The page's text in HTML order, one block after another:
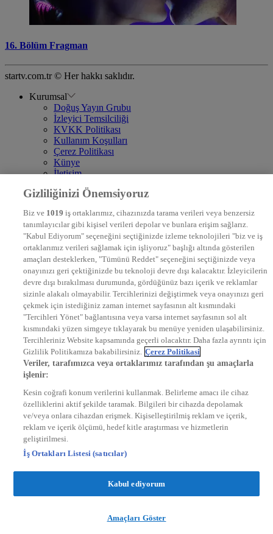
16. Bölüm Fragman
startv.com.tr © Her hakkı saklıdır.
Kurumsal
Doğuş Yayın Grubu
İzleyici Temsilciliği
KVKK Politikası
Kullanım Koşulları
Çerez Politikası
Künye
İletişim
DYG Televizyonlar
STAR
EURO STAR
KRAL POP TV
DYG Radyolar
NTV RADYO
KRAL FM
KRAL POP
EKSEN
VOYAGE
DYG Dijital
ntv.com.tr
ntvspor.net
secim.ntv.com.tr
startv.com.tr
kralmuzik.com.tr
Gizliliğinizi Önemsiyoruz
Biz ve 1019 iş ortaklarımız, cihazınızda tarama verileri veya benzersiz
tanımlayıcılar gibi kişisel verileri depolar ve bunlara erişim sağlarız.
"Kabul Ediyorum" seçeneğini seçtiğinizde izleme teknolojileri "biz ve iş
ortaklarımız verileri sağlamak için işliyoruz" başlığı altında gösterilen
amaçları desteklerken, "Tümünü Reddet" seçeneğini seçtiğinizde veya
onayınızı geri çektiğinizde bu teknoloji devre dışı kalacaktır. İzleyicilerin
devre dışı bırakılması durumunda, gördüğünüz bazı içerik ve reklamlar
sizinle alakalı olmayabilir. Tercihlerinizi değiştirmek veya onayınızı geri
çekmek için istediğiniz zaman internet sayfasının alt kısmındaki
"Tercihleri Yönet" bağlantısına veya varsa internet sayfasının sol alt
kısmındaki yüzen simgeye tıklayarak bu menüye yeniden ulaşabilirsiniz.
Tercihleriniz Website kapsamında geçerli olacaktır. Daha fazla ayrıntı için
Gizlilik Politikamıza bakabilirsiniz. Çerez Politikasi
Veriler, tarafımızca veya ortaklarımız tarafından şu amaçlarla
işlenir:
Kesin coğrafi konum verilerini kullanmak. Belirleme amacı ile cihaz
özelliklerini aktif şekilde taramak. Bilgileri bir cihazda depolamak
ve/veya onlara cihazdan erişmek. Kişiselleştirilmiş reklam ve içerik,
reklam ve içerik ölçümü, hedef kitle araştırması ve hizmetlerin
geliştirilmesi.
İş Ortakları Listesi (satıcılar)
Kabul ediyorum
Amaçları Göster